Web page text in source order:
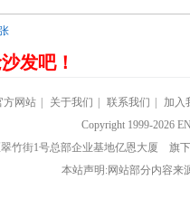
发吧！
方网站 关于我们 联系我们
加入
Copyright 1999-2026
竹街1号总部企业基地亿恩大厦 旗
本站声明:网站部分内容来